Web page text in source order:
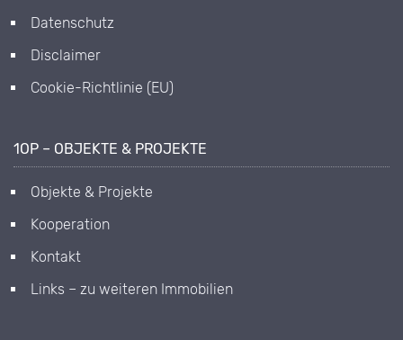
Datenschutz
Disclaimer
Cookie-Richtlinie (EU)
1OP – OBJEKTE & PROJEKTE
Objekte & Projekte
Kooperation
Kontakt
Links – zu weiteren Immobilien